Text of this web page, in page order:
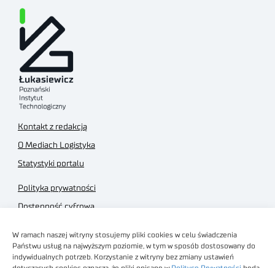
W ramach naszej witryny stosujemy pliki cookies w celu świadczenia
Państwu usług na najwyższym poziomie, w tym w sposób dostosowany do
indywidualnych potrzeb. Korzystanie z witryny bez zmiany ustawień
Kontakt z redakcją
O Mediach Logistyka
Statystyki portalu
Polityka prywatności
Dostępność cyfrowa
Regulamin sklepu